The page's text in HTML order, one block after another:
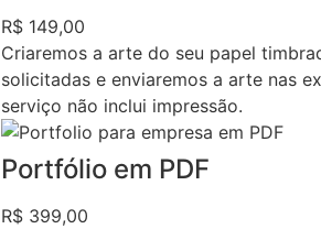
R$ 149,00
Criaremos a arte do seu papel
solicitadas e enviaremos a arte nas
serviço não inclui impressão.
Portfólio em PDF
R$ 399,00